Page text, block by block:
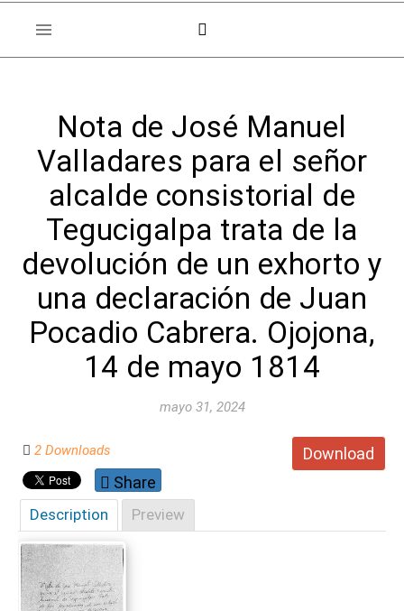
Nota de José Manuel
Valladares para el señor
alcalde consistorial de
Tegucigalpa trata de la
devolución de un exhorto y
una declaración de Juan
Pocadio Cabrera. Ojojona,
14 de mayo 1814
mayo 31, 2024
Download
2 Downloads
Share
Description Preview